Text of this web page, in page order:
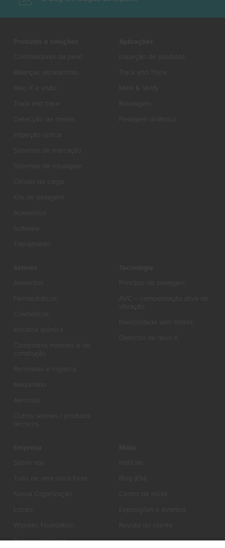
Controladores de peso
Balanças separadoras
Raio X e visão
Track and trace
Detecção de metais
Inspeção óptica
Sistemas de marcação
Sistemas de rotulagem
Células de carga
Kits de pesagem
Acessórios
Software
Treinamento
Inspeção de produtos
Track and Trace
Mark & Verify
Rotulagem
Pesagem dinâmica
Alimentos
Farmacêuticos
Cosméticos
Indústria química
Compostos minerais e de
construção
Remessas e logística
Maquinário
Aerossol
Outros setores / produtos
técnicos
Princípio de pesagem
AVC – compensação ativa de
vibração
Flexibilidade sem limites
Detector de raios X
Sobre nós
Tudo de uma única fonte
Nossa Organização
Locais
Wipotec Foundation
Responsabilidade
Notícias
Blog (EN)
Centro de mídia
Exposições e eventos
Revista do cliente